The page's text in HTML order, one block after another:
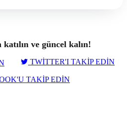
ve güncel kalın!
TWITTER'I TAKIP EDIN
TAKIP EDIN